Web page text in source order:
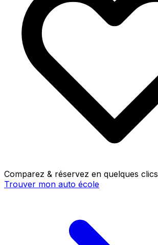
Comparez & réservez en quelques clics
Trouver mon auto école